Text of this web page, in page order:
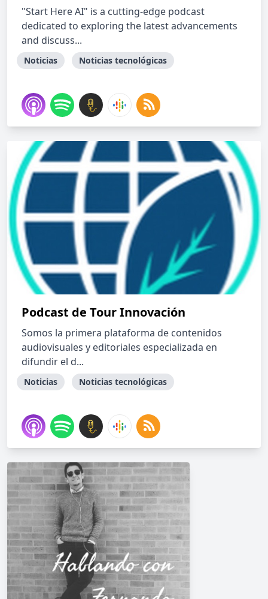
"Start Here AI" is a cutting-edge podcast
dedicated to exploring the latest advancements
and discuss...
Noticias Noticias tecnológicas
Podcast de Tour Innovación
Somos la primera plataforma de contenidos
audiovisuales y editoriales especializada en
difundir el d...
Noticias Noticias tecnológicas